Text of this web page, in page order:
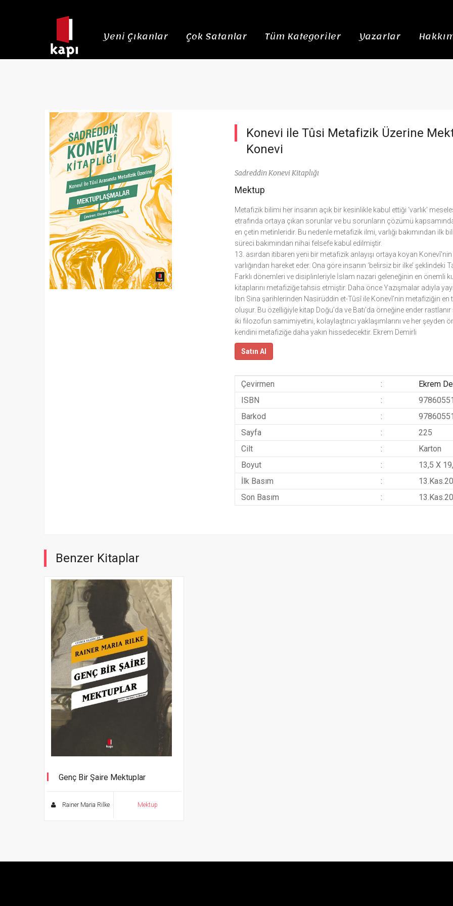
Yeni Çıkanlar Çok Satanlar Tüm Kategoriler Yazarlar
Konevi ile Tûsi Metafizik Üzerine
Konevi
Sadreddin Konevi Kitaplığı
Mektup
Metafizik bilimi her insanın açık bir kesinlikle kabul ettiği ‘varlık’
etrafında ortaya çıkan sorunlar ve bu sorunların çözümü
en çetin metinleridir. Bu nedenle metafizik ilmi, varlığı bakımından
süreci bakımından nihai felsefe kabul edilmiştir.
13. asırdan itibaren yeni bir metafizik anlayışı ortaya koyan Konevî’nin
varlığından hareket eder. Ona göre insanın ‘belirsiz bir ilke’ şeklindeki
Farklı dönemleri ve disiplinleriyle İslam nazari geleneğinin en önemli
kitaplarını metafiziğe tahsis etmiştir. Daha önce Yazışmalar adıyla
İbn Sina şarihlerinden Nasirüddin et-Tûsî ile Konevî’nin metafiziğin en
oluşur. Bu özelliğiyle kitap Doğu’da ve Batı’da örneğine ender
iki filozofun samimiyetini, kolaylaştırıcı yaklaşımlarını ve her şeyden
kendini metafiziğe daha yakın hissedecektir. Ekrem Demirli
Satın Al
Çevirmen :
Ekrem
ISBN
:
Barkod
:
Sayfa
:
225
Cilt
:
Karton
Boyut
:
13,5 X
İlk Basım
:
Son Basım
:
Benzer Kitaplar
Genç Bir Şaire Mektuplar
Rainer Maria Rilke Mektup